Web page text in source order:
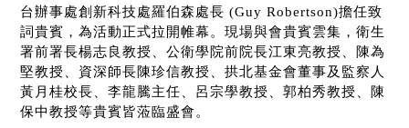
台辦事處創新科技處羅伯森處長 (Guy Robertson)擔任致
詞貴賓，為活動正式拉開帷幕。現場與會貴賓雲集，衛生
署前署長楊志良教授、公衛學院前院長江東亮教授、陳為
堅教授、資深師長陳珍信教授、拱北基金會董事及監察人
黃月桂校長、李龍騰主任、呂宗學教授、郭柏秀教授、陳
保中教授等貴賓皆蒞臨盛會。